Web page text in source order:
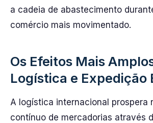
a cadeia de abastecimento
comércio mais movimentado.
Os Efeitos Mais
Logística e Expedição
A logística internacional prospera
contínuo de mercadorias através